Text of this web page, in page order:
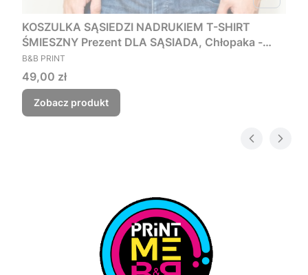
KOSZULKA SĄSIEDZI NADRUKIEM T-SHIRT
ŚMIESZNY Prezent DLA SĄSIADA, Chłopaka -
Czego myśmy nie zjebali
PRODUCENT
B&B PRINT
Cena
49,00 zł
Zobacz produkt